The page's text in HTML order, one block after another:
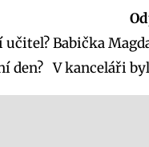
učitel?Babička
den? V kanceláři